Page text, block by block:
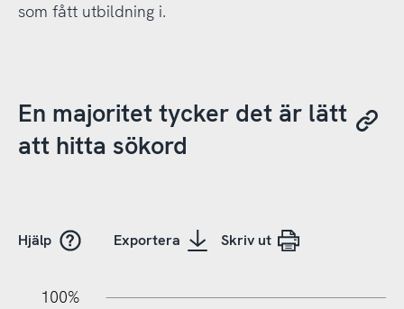
som fått utbildning i.
En majoritet tycker det är lätt
att hitta sökord
Hjälp Exportera Skriv ut
100%